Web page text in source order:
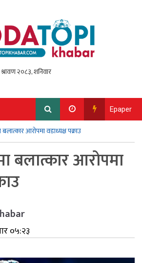
Epaper
आरोपमा वडाध्यक्ष पक्राउ
बलात्कार आरोपमा
०५:२३